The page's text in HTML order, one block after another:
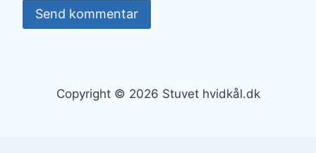
Copyright © 2026 Stuvet hvidkål.dk